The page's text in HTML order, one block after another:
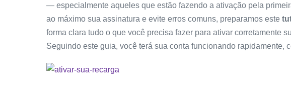
— especialmente aqueles que estão fazendo a ativação pela
ao máximo sua assinatura e evite erros comuns, preparamos este
forma clara tudo o que você precisa fazer para ativar corretamente
Seguindo este guia, você terá sua conta funcionando rapidamente,